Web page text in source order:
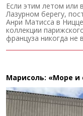
Если этим летом или
Лазурном берегу,
Анри Матисса в
коллекции
француза никогда не
Марисоль: «Море и